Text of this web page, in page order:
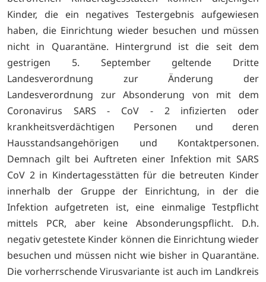
Kinder, die ein negatives Testergebnis aufgewiesen
haben, die Einrichtung wieder besuchen und müssen
nicht in Quarantäne. Hintergrund ist die seit dem
gestrigen 5. September geltende Dritte
Landesverordnung zur Änderung der
Landesverordnung zur Absonderung von mit dem
Coronavirus SARS - CoV - 2 infizierten oder
krankheitsverdächtigen Personen und deren
Hausstandsangehörigen und Kontaktpersonen.
Demnach gilt bei Auftreten einer Infektion mit SARS
CoV 2 in Kindertagesstätten für die betreuten Kinder
innerhalb der Gruppe der Einrichtung, in der die
Infektion aufgetreten ist, eine einmalige Testpflicht
mittels PCR, aber keine Absonderungspflicht. D.h.
negativ getestete Kinder können die Einrichtung wieder
besuchen und müssen nicht wie bisher in Quarantäne.
Die vorherrschende Virusvariante ist auch im Landkreis